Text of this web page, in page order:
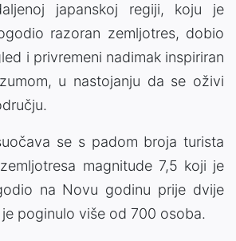
japanskoj regiji, koju je
razoran zemljotres, dobio
i privremeni nadimak inspiriran
u nastojanju da se oživi
se s padom broja turista
magnitude 7,5 koji je
na Novu godinu prije dvije
poginulo više od 700 osoba.